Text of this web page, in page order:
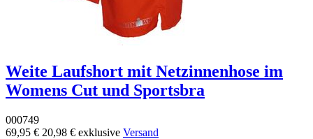
Weite Laufshort mit Netzinnenhose im
Womens Cut und Sportsbra
000749
69,95 € 20,98 € exklusive Versand